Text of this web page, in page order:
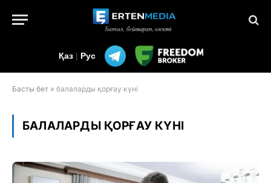
Қаз | Рус
Басты бет » балаларды қорғау күні
БАЛАЛАРДЫ ҚОРҒАУ КҮНІ